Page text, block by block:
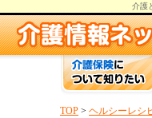
介護
TOP > ヘルシーレシ